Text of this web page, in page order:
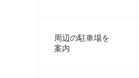
周辺の駐車場を
案内